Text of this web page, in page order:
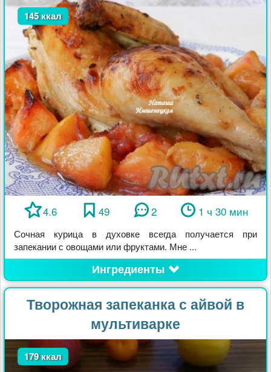
145 ккал
4.6 49 2 1 ч 30 мин
Сочная курица в духовке всегда получается при
запекании с овощами или фруктами. Мне ...
Ингредиенты
Творожная запеканка с айвой в
мультиварке
179 ккал